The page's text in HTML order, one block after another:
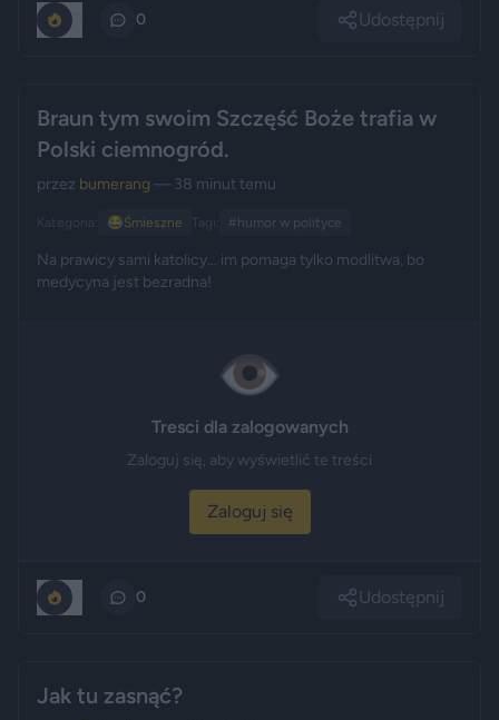
0 Udostępnij
Braun tym swoim Szczęść Boże trafia w
Polski ciemnogród.
przez bumerang — 38 minut temu
Kategoria: 😂Śmieszne Tagi: #humor w polityce
Na prawicy sami katolicy... im pomaga tylko modlitwa, bo
medycyna jest bezradna!
👁️
Tresci dla zalogowanych
Zaloguj się, aby wyświetlić te treści
Zaloguj się
0 Udostępnij
Jak tu zasnąć?